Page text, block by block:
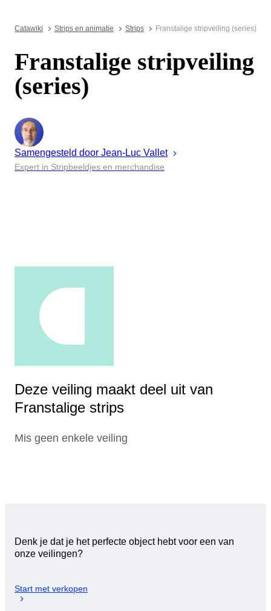
Catawiki Strips en animatie Strips Franstalige stripveiling (series)
Franstalige stripveiling
(series)
Samengesteld door Jean-Luc Vallet
Expert in Stripbeeldjes en merchandise
Deze veiling maakt deel uit van
Franstalige strips
Mis geen enkele veiling
Denk je dat je het perfecte object hebt voor een van
onze veilingen?
Start met verkopen